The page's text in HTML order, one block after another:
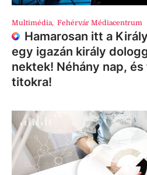
Multimédia, Fehérvár Médiacentrum
Hamarosan itt a
egy igazán király
nektek! Néhány nap,
titokra!